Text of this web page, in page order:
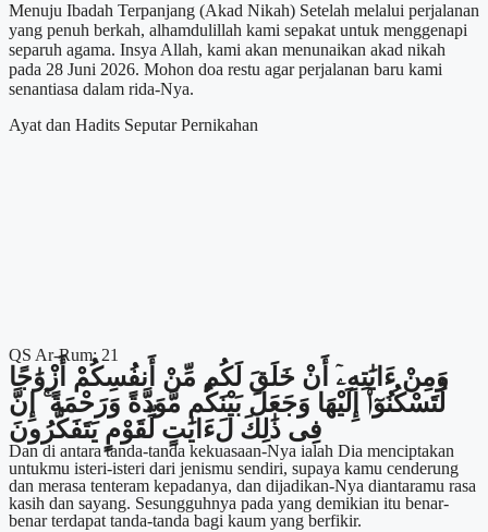
Menuju Ibadah Terpanjang (Akad Nikah) Setelah melalui perjalanan
yang penuh berkah, alhamdulillah kami sepakat untuk menggenapi
separuh agama. Insya Allah, kami akan menunaikan akad nikah
pada 28 Juni 2026. Mohon doa restu agar perjalanan baru kami
senantiasa dalam rida-Nya.
Ayat dan Hadits Seputar Pernikahan
QS Ar-Rum: 21
وَمِنْ ءَايَٰتِهِۦٓ أَنْ خَلَقَ لَكُم مِّنْ أَنفُسِكُمْ أَزْوَٰجًا
لِّتَسْكُنُوٓا۟ إِلَيْهَا وَجَعَلَ بَيْنَكُم مَّوَدَّةً وَرَحْمَةً ۚ إِنَّ
فِى ذَٰلِكَ لَءَايَٰتٍ لِّقَوْمٍ يَتَفَكَّرُونَ
Dan di antara tanda-tanda kekuasaan-Nya ialah Dia menciptakan
untukmu isteri-isteri dari jenismu sendiri, supaya kamu cenderung
dan merasa tenteram kepadanya, dan dijadikan-Nya diantaramu rasa
kasih dan sayang. Sesungguhnya pada yang demikian itu benar-
benar terdapat tanda-tanda bagi kaum yang berfikir.